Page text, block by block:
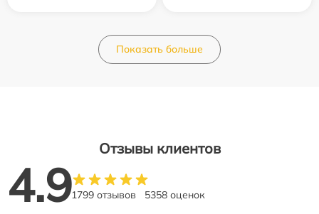
Показать больше
Отзывы клиентов
4.91799 отзывов 5358 оценок